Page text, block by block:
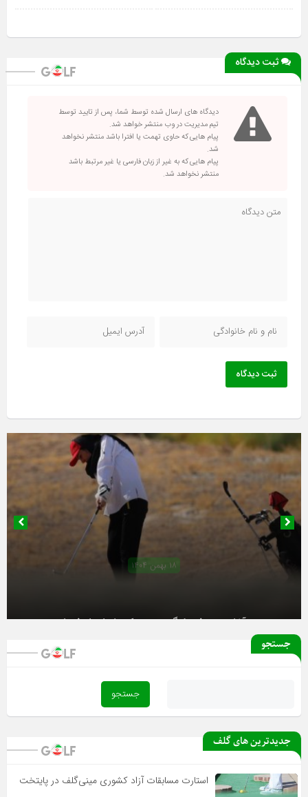
ثبت دیدگاه
دیدگاه های ارسال شده توسط شما، پس از تایید توسط
تیم مدیریت در وب منتشر خواهد شد.
پیام هایی که حاوی تهمت یا افترا باشد منتشر نخواهد
شد.
پیام هایی که به غیر از زبان فارسی یا غیر مرتبط باشد
منتشر نخواهد شد.
ثبت دیدگاه
۱۸ بهمن ۱۴۰۴
جستجو
جدیدترین های گلف
استارت مسابقات آزاد کشوری مینی‌گلف در پایتخت